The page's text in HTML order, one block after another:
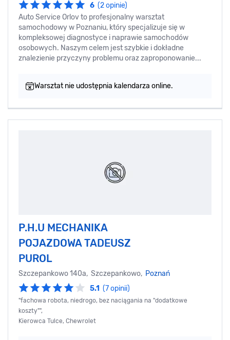
6 (2 opinie)
Auto Service Orlov to profesjonalny warsztat
samochodowy w Poznaniu, który specjalizuje się w
kompleksowej diagnostyce i naprawie samochodów
osobowych. Naszym celem jest szybkie i dokładne
znalezienie przyczyny problemu oraz zaproponowanie...
Warsztat nie udostępnia kalendarza online.
P.H.U MECHANIKA
POJAZDOWA TADEUSZ
PUROL
Szczepankowo 140a, Szczepankowo, Poznań
5.1 (7 opinii)
"fachowa robota, niedrogo, bez naciągania na "dodatkowe
koszty"",
Kierowca Tulce, Chewrolet